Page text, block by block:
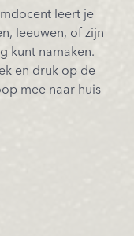
leert je
leeuwen, of zijn
kunt namaken.
en druk op de
mee naar huis